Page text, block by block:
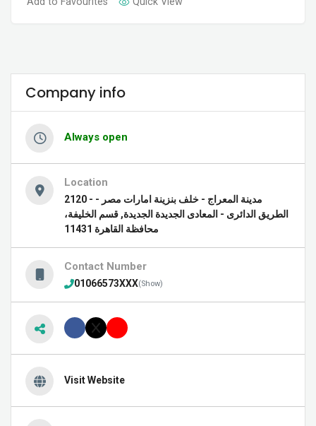
Company info
Always open
Location
2120 - مدينة المعراج - خلف بنزينة امارات مصر -
الطريق الدائرى - المعادى الجديدة الجديدة, قسم الخليفة،
محافظة القاهرة‬ 11431
Contact Number
01066573XXX(Show)
Visit Website